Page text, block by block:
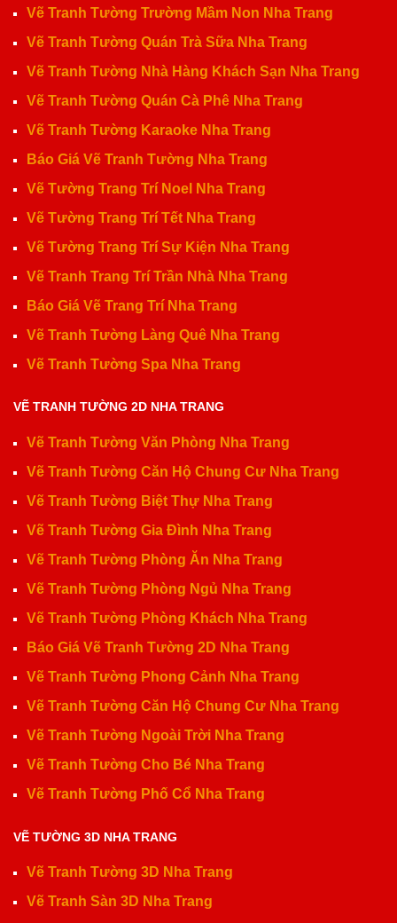
Vẽ Tranh Tường Trường Mầm Non Nha Trang
Vẽ Tranh Tường Quán Trà Sữa Nha Trang
Vẽ Tranh Tường Nhà Hàng Khách Sạn Nha Trang
Vẽ Tranh Tường Quán Cà Phê Nha Trang
Vẽ Tranh Tường Karaoke Nha Trang
Báo Giá Vẽ Tranh Tường Nha Trang
Vẽ Tường Trang Trí Noel Nha Trang
Vẽ Tường Trang Trí Tết Nha Trang
Vẽ Tường Trang Trí Sự Kiện Nha Trang
Vẽ Tranh Trang Trí Trần Nhà Nha Trang
Báo Giá Vẽ Trang Trí Nha Trang
Vẽ Tranh Tường Làng Quê Nha Trang
Vẽ Tranh Tường Spa Nha Trang
VẼ TRANH TƯỜNG 2D NHA TRANG
Vẽ Tranh Tường Văn Phòng Nha Trang
Vẽ Tranh Tường Căn Hộ Chung Cư Nha Trang
Vẽ Tranh Tường Biệt Thự Nha Trang
Vẽ Tranh Tường Gia Đình Nha Trang
Vẽ Tranh Tường Phòng Ăn Nha Trang
Vẽ Tranh Tường Phòng Ngủ Nha Trang
Vẽ Tranh Tường Phòng Khách Nha Trang
Báo Giá Vẽ Tranh Tường 2D Nha Trang
Vẽ Tranh Tường Phong Cảnh Nha Trang
Vẽ Tranh Tường Căn Hộ Chung Cư Nha Trang
Vẽ Tranh Tường Ngoài Trời Nha Trang
Vẽ Tranh Tường Cho Bé Nha Trang
Vẽ Tranh Tường Phố Cổ Nha Trang
VẼ TƯỜNG 3D NHA TRANG
Vẽ Tranh Tường 3D Nha Trang
Vẽ Tranh Sàn 3D Nha Trang